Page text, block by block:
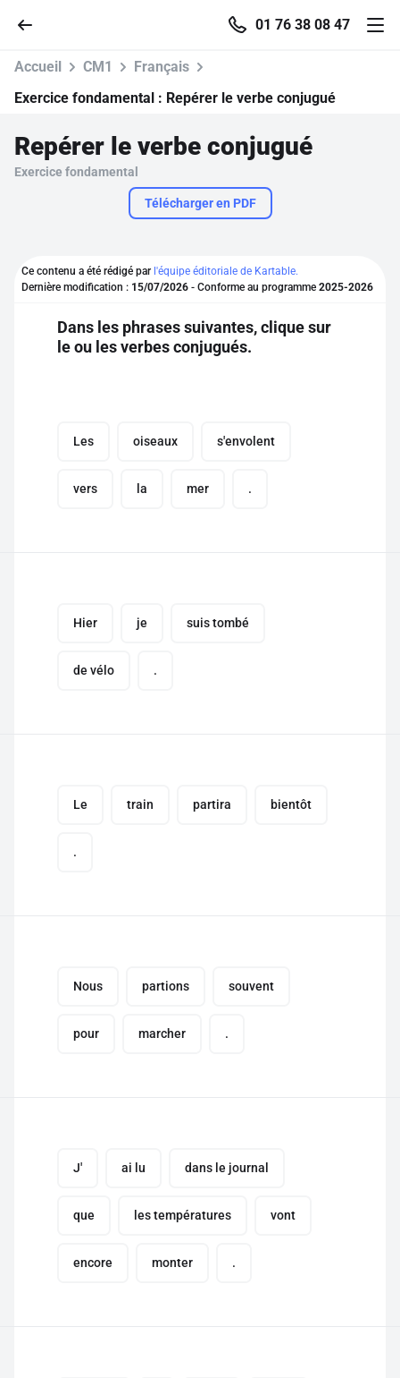
01 76 38 08 47
Accueil
Se connecter
S'inscrire gratuitement
Accueil CM1
Français
Exercice fondamental : Repérer le verbe conjugué
Repérer le verbe conjugué
Exercice fondamental
Télécharger en PDF
Ce contenu a été rédigé par l'équipe éditoriale de Kartable.
Dernière modification : 15/07/2026 - Conforme au programme 2025-2026
Dans les phrases suivantes, clique sur
le ou les verbes conjugués.
Les oiseaux s'envolent
vers la mer .
Hier je suis tombé
de vélo .
Le train partira bientôt
.
Nous partions souvent
pour marcher .
J' ai lu dans le journal
que les températures vont
encore monter .